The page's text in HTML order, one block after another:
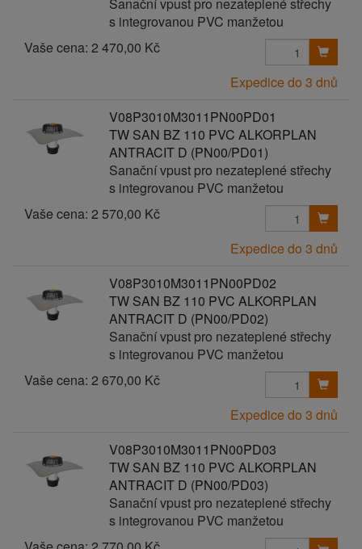
s integrovanou PVC manžetou
Vaše cena: 2 470,00 Kč
Expedice do 3 dnů
V08P3010M3011PN00PD01
TW SAN BZ 110 PVC ALKORPLAN
ANTRACIT D (PN00/PD01)
Sanační vpust pro nezateplené střechy
s integrovanou PVC manžetou
Vaše cena: 2 570,00 Kč
Expedice do 3 dnů
V08P3010M3011PN00PD02
TW SAN BZ 110 PVC ALKORPLAN
ANTRACIT D (PN00/PD02)
Sanační vpust pro nezateplené střechy
s integrovanou PVC manžetou
Vaše cena: 2 670,00 Kč
Expedice do 3 dnů
V08P3010M3011PN00PD03
TW SAN BZ 110 PVC ALKORPLAN
ANTRACIT D (PN00/PD03)
Sanační vpust pro nezateplené střechy
s integrovanou PVC manžetou